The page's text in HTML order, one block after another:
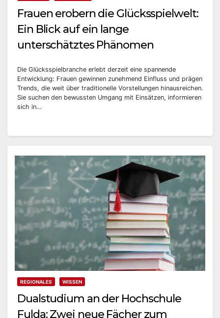
Frauen erobern die Glücksspielwelt:
Ein Blick auf ein lange
unterschätztes Phänomen
Die Glücksspielbranche erlebt derzeit eine spannende
Entwicklung: Frauen gewinnen zunehmend Einfluss und prägen
Trends, die weit über traditionelle Vorstellungen hinausreichen.
Sie suchen den bewussten Umgang mit Einsätzen, informieren
sich in…
REGIONALES WISSEN
Dualstudium an der Hochschule
Fulda: Zwei neue Fächer zum